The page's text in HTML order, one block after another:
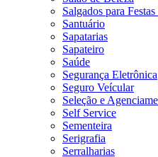
Salgados para
Santuário
Sapatarias
Sapateiro
Saúde
Segurança Eletrônica
Seguro Veícular
Seleção e
Self Service
Sementeira
Serigrafia
Serralharias